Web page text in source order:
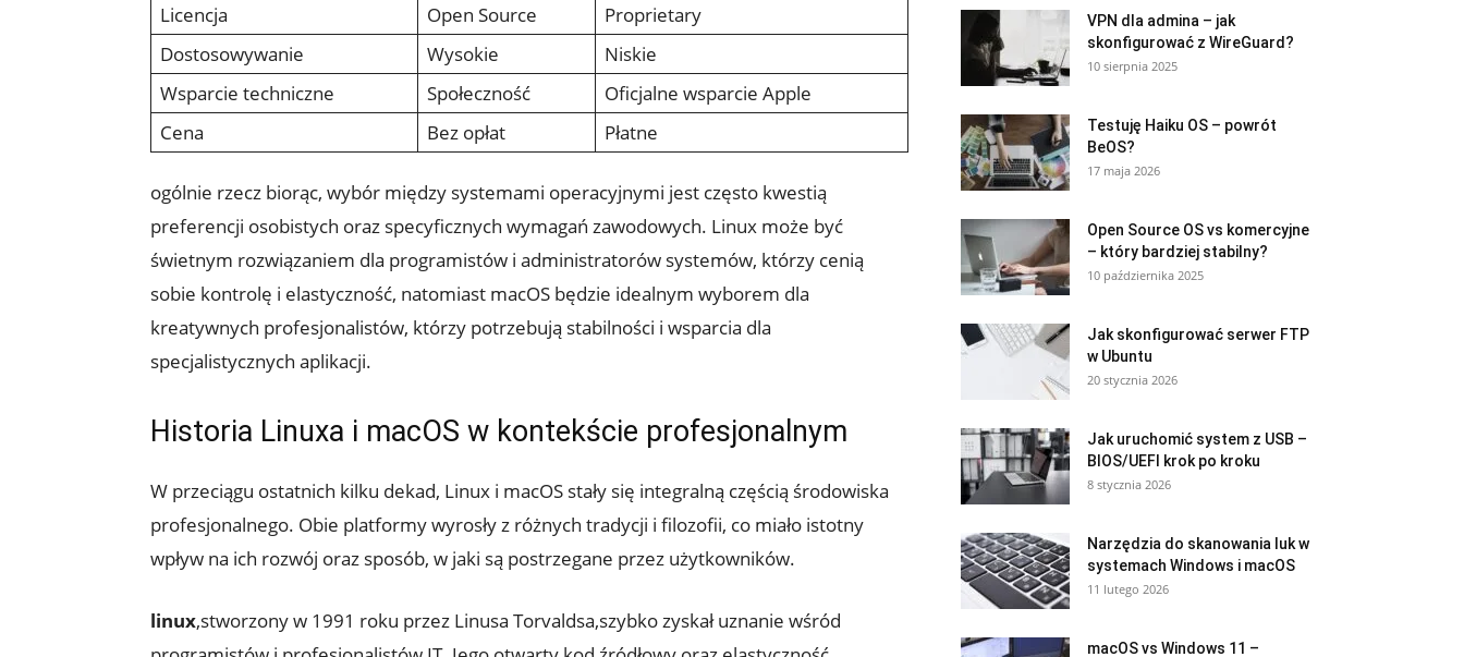
Licencja
Open Source
Proprietary
Dostosowywanie
Wysokie
Niskie
Wsparcie techniczne
Społeczność
Oficjalne wsparcie‍ Apple
Cena
Bez opłat Płatne
ogólnie‌ rzecz biorąc, ⁤wybór między systemami ‍operacyjnymi jest często kwestią
preferencji osobistych oraz specyficznych wymagań zawodowych.‌ Linux może⁤ być
świetnym rozwiązaniem dla programistów i administratorów systemów, którzy ⁤cenią
sobie kontrolę i elastyczność, natomiast macOS będzie idealnym wyborem ​dla
kreatywnych profesjonalistów, którzy potrzebują stabilności i wsparcia dla
specjalistycznych aplikacji.
Historia Linuxa i macOS w kontekście profesjonalnym
W przeciągu ⁣ostatnich kilku dekad, Linux i macOS stały⁣ się integralną częścią środowiska
profesjonalnego.⁢ Obie⁤ platformy wyrosły z różnych‍ tradycji i filozofii, co miało istotny
wpływ⁣ na ich ⁢rozwój oraz sposób, w jaki są ⁣postrzegane przez użytkowników.
linux,stworzony w 1991 ⁣roku przez Linusa Torvaldsa,szybko zyskał uznanie ‌wśród
VPN dla admina – jak
skonfigurować z WireGuard?
10 sierpnia 2025
Testuję Haiku OS – powrót
BeOS?
17 maja 2026
Open Source OS vs komercyjne
– który bardziej stabilny?
10 października 2025
Jak skonfigurować serwer FTP
w Ubuntu
20 stycznia 2026
Jak uruchomić system z USB –
BIOS/UEFI krok po kroku
8 stycznia 2026
Narzędzia do skanowania luk w
systemach Windows i macOS
11 lutego 2026
macOS vs Windows 11 –